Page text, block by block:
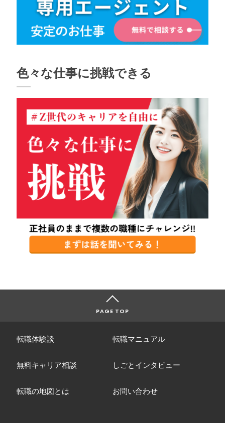
色々な仕事に挑戦できる
PAGE TOP
転職体験談 転職マニュアル
無料キャリア相談 しごとインタビュー
転職の地図とは お問い合わせ